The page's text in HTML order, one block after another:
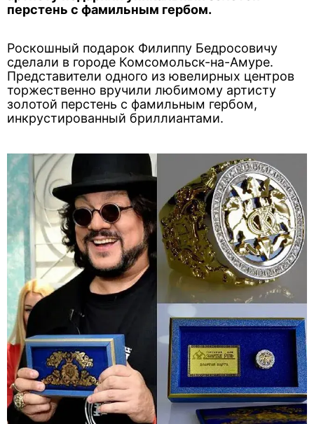
перстень с фамильным гербом.
Роскошный подарок Филиппу Бедросовичу
сделали в городе Комсомольск-на-Амуре.
Представители одного из ювелирных центров
торжественно вручили любимому артисту
золотой перстень с фамильным гербом,
инкрустированный бриллиантами.